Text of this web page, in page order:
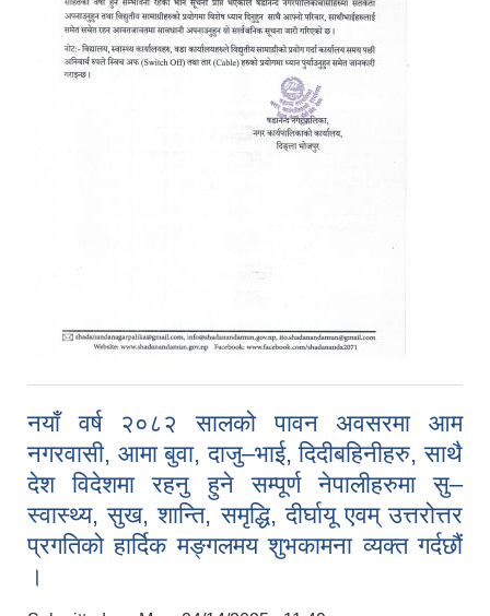
नयाँ वर्ष २०८२ सालको पावन अवसरमा आम
नगरवासी, आमा बुवा, दाजु–भाई, दिदीबहिनीहरु, साथै
देश विदेशमा रहनु हुने सम्पूर्ण नेपालीहरुमा सु–
स्वास्थ्य, सुख, शान्ति, समृद्धि, दीर्घायू एवम् उत्तरोत्तर
प्रगतिको हार्दिक मङ्गलमय शुभकामना व्यक्त गर्दछौं
।